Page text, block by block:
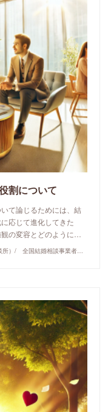
割について
て論じるためには、結
応じて進化してきた
の変容とどのように…